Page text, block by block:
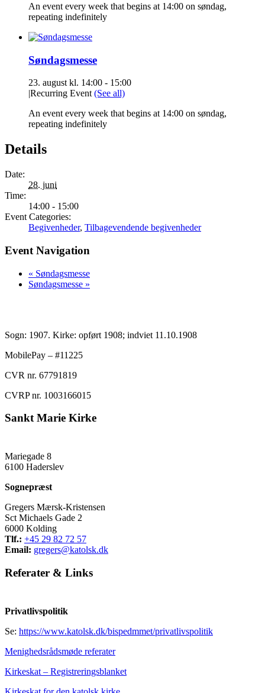
An event every week that begins at 14:00 on søndag,
repeating indefinitely
Søndagsmesse
23. august kl. 14:00 - 15:00
Recurring Event(See all)
An event every week that begins at 14:00 on søndag,
repeating indefinitely
Details
Date:
28. juni
Time:
14:00 - 15:00
Event Categories:
Begivenheder, Tilbagevendende begivenheder
Event Navigation
« Søndagsmesse
Søndagsmesse »
Sogn: 1907. Kirke: opført 1908; indviet 11.10.1908
MobilePay – #11225
CVR nr. 67791819
CVRP nr. 1003166015
Sankt Marie Kirke
Mariegade 8
6100 Haderslev
Sognepræst
Gregers Mærsk-Kristensen
Sct Michaels Gade 2
6000 Kolding
Tlf.: +45 29 82 72 57
Email: gregers@katolsk.dk
Referater & Links
Privatlivspolitik
Se: https://www.katolsk.dk/bispedmmet/privatlivspolitik
Menighedsrådsmøde referater
Kirkeskat – Registreringsblanket